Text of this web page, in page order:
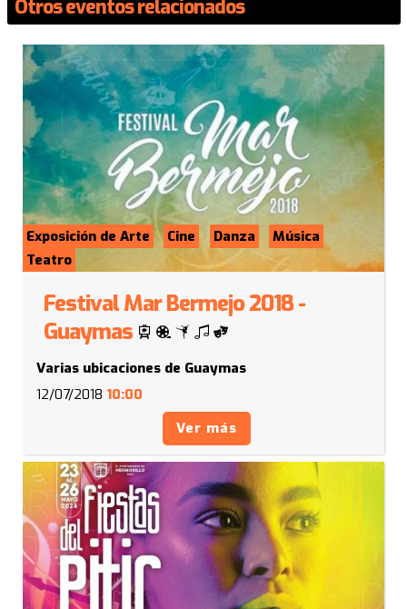
Otros eventos relacionados
Exposición de Arte Cine Danza
Música
Teatro
Festival Mar Bermejo 2018 -
Guaymas
Varias ubicaciones de Guaymas
12/07/2018 10:00
Ver más